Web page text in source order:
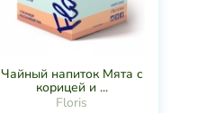
Чайный напиток Мята с
корицей и ...
Floris